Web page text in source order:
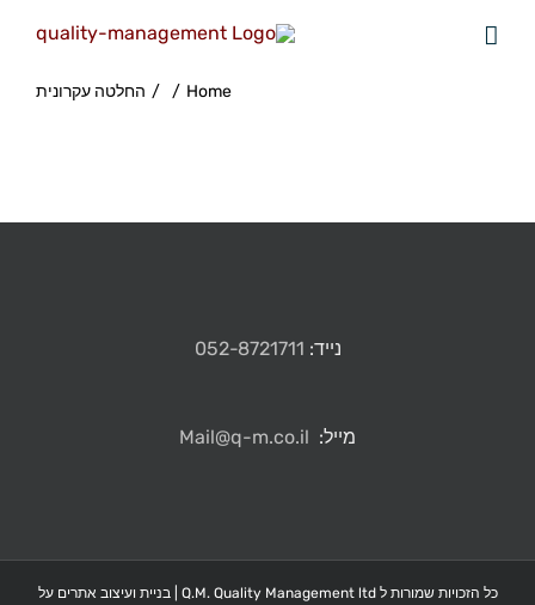
Home
/
/ החלטה עקרונית
נייד: 052-8721711
מייל: Mail@q-m.co.il
כל הזכויות שמורות ל Q.M. Quality Management ltd |
בניית ועיצוב אתרים על